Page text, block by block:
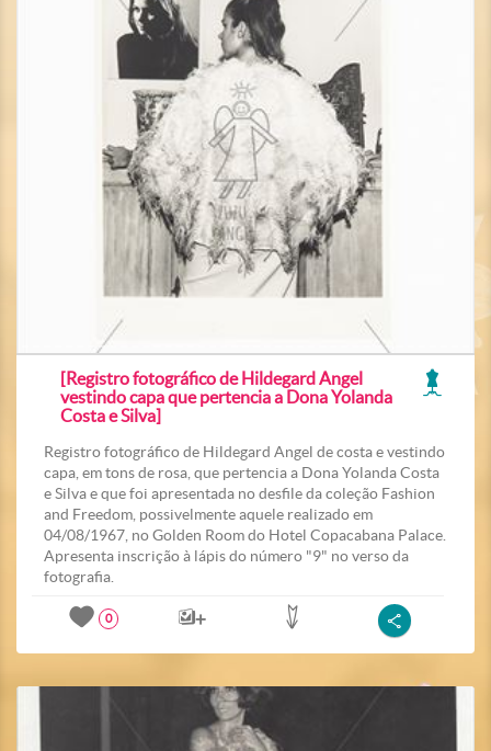
[Registro fotográfico de Hildegard Angel
vestindo capa que pertencia a Dona Yolanda
Costa e Silva]
Registro fotográfico de Hildegard Angel de costa e vestindo
capa, em tons de rosa, que pertencia a Dona Yolanda Costa
e Silva e que foi apresentada no desfile da coleção Fashion
and Freedom, possivelmente aquele realizado em
04/08/1967, no Golden Room do Hotel Copacabana Palace.
Apresenta inscrição à lápis do número "9" no verso da
fotografia.
0